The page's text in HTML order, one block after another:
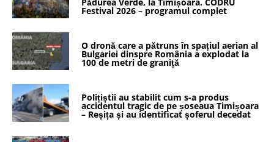
Festival 2026 – programul complet
O dronă care a pătruns în spațiul aerian al
Bulgariei dinspre România a explodat la
100 de metri de graniță
Polițiștii au stabilit cum s-a produs
accidentul tragic de pe șoseaua Timișoara
– Reșița și au identificat șoferul decedat